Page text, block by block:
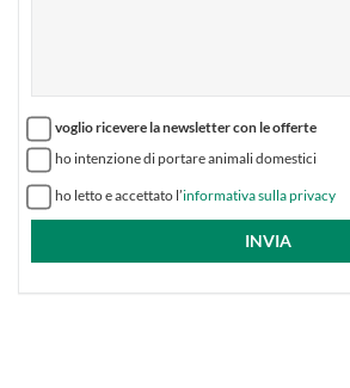
voglio ricevere la newsletter con le offerte
ho intenzione di portare animali domestici
ho letto e accettato l’informativa sulla privacy